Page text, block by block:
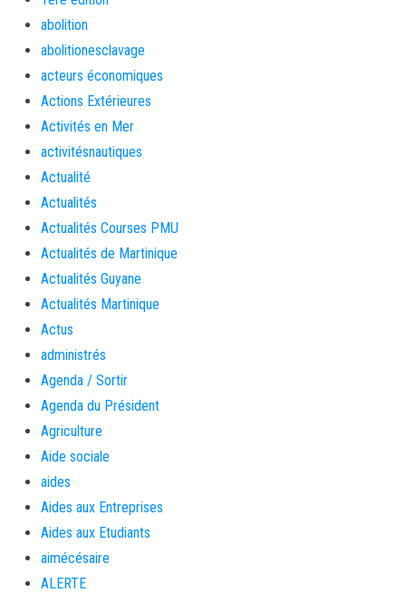
abolition
abolitionesclavage
acteurs économiques
Actions Extérieures
Activités en Mer
activitésnautiques
Actualité
Actualités
Actualités Courses PMU
Actualités de Martinique
Actualités Guyane
Actualités Martinique
Actus
administrés
Agenda / Sortir
Agenda du Président
Agriculture
Aide sociale
aides
Aides aux Entreprises
Aides aux Etudiants
aimécésaire
ALERTE